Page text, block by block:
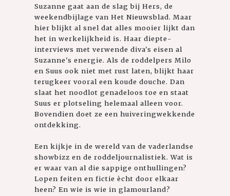
Suzanne gaat aan de slag bij Hers, de
weekendbijlage van Het Nieuwsblad. Maar
hier blijkt al snel dat alles mooier lijkt dan
het in werkelijkheid is. Haar diepte-
interviews met verwende diva's eisen al
Suzanne's energie. Als de roddelpers Milo
en Suus ook niet met rust laten, blijkt haar
terugkeer vooral een koude douche. Dan
slaat het noodlot genadeloos toe en staat
Suus er plotseling helemaal alleen voor.
Bovendien doet ze een huiveringwekkende
ontdekking.
Een kijkje in de wereld van de vaderlandse
showbizz en de roddeljournalistiek. Wat is
er waar van al die sappige onthullingen?
Lopen feiten en fictie ècht door elkaar
heen? En wie is wie in glamourland?